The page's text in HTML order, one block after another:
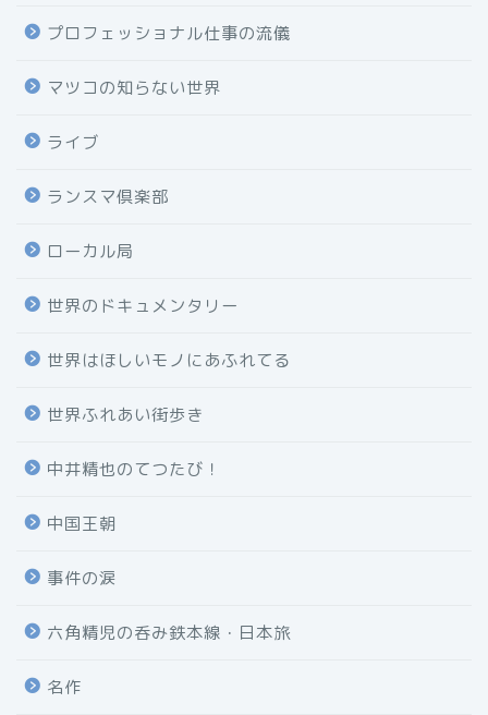
プロフェッショナル仕事の流儀
マツコの知らない世界
ライブ
ランスマ倶楽部
ローカル局
世界のドキュメンタリー
世界はほしいモノにあふれてる
世界ふれあい街歩き
中井精也のてつたび！
中国王朝
事件の涙
六角精児の呑み鉄本線・日本旅
名作